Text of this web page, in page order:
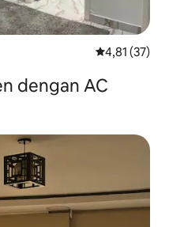
Nilai rata-
4,81 (37)
dengan AC